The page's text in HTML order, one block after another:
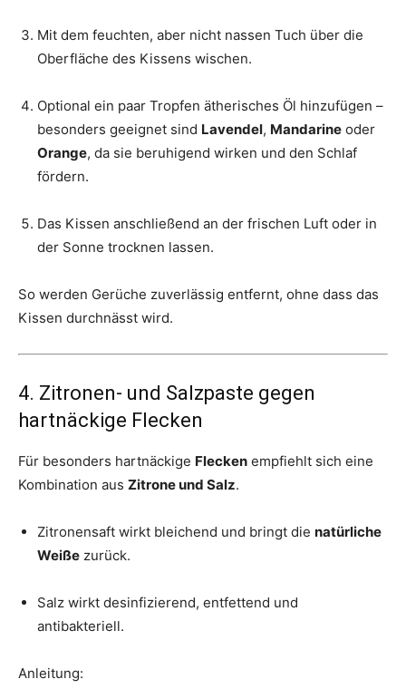
Mit dem feuchten, aber nicht nassen Tuch über die
Oberfläche des Kissens wischen.
Optional ein paar Tropfen ätherisches Öl hinzufügen –
besonders geeignet sind Lavendel, Mandarine oder
Orange, da sie beruhigend wirken und den Schlaf
fördern.
Das Kissen anschließend an der frischen Luft oder in
der Sonne trocknen lassen.
So werden Gerüche zuverlässig entfernt, ohne dass das
Kissen durchnässt wird.
4. Zitronen- und Salzpaste gegen
hartnäckige Flecken
Für besonders hartnäckige Flecken empfiehlt sich eine
Kombination aus Zitrone und Salz.
Zitronensaft wirkt bleichend und bringt die natürliche
Weiße zurück.
Salz wirkt desinfizierend, entfettend und
antibakteriell.
Anleitung: